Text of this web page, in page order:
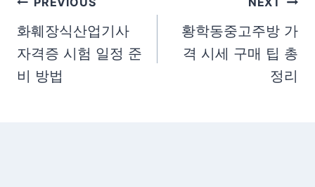
탐
색
화훼장식산업기사
자격증 시험 일정 준
비 방법
황학동중고주방 가
격 시세 구매 팁 총
정리